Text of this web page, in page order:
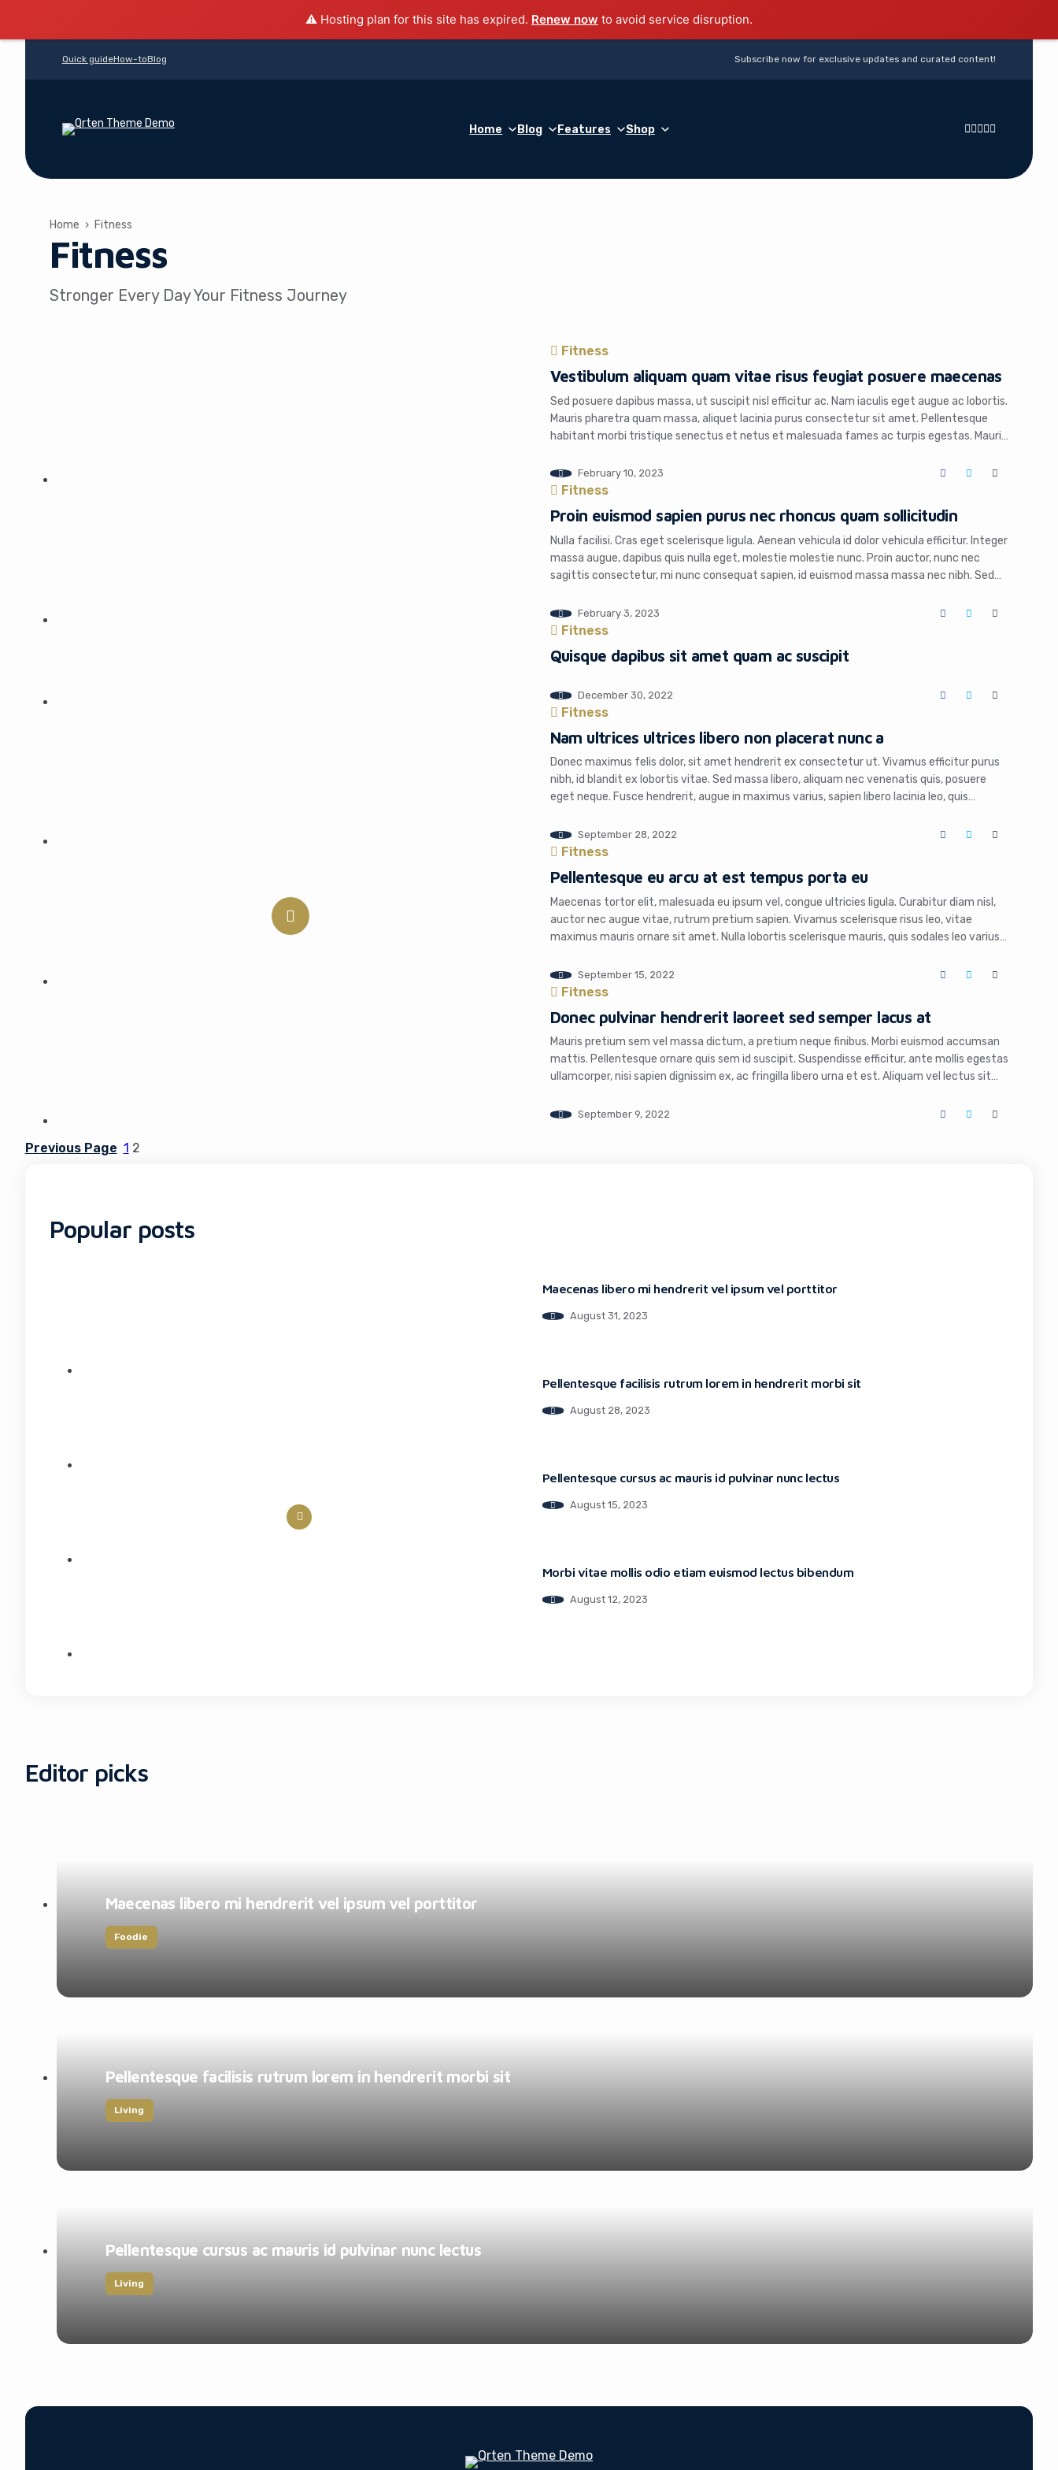
⚠️ Hosting plan for this site has expired. Renew now to avoid service disruption.
Quick guideHow-toBlog Subscribe now for exclusive updates and curated content!
Home Blog Features Shop
Home › Fitness
Fitness
Stronger Every Day Your Fitness Journey
Fitness
Vestibulum aliquam quam vitae risus feugiat posuere maecenas
Sed posuere dapibus massa, ut suscipit nisl efficitur ac. Nam iaculis eget augue ac lobortis.
Mauris pharetra quam massa, aliquet lacinia purus consectetur sit amet. Pellentesque
habitant morbi tristique senectus et netus et malesuada fames ac turpis egestas. Mauris
ultrices odio, […]
February 10, 2023
Fitness
Proin euismod sapien purus nec rhoncus quam sollicitudin
Nulla facilisi. Cras eget scelerisque ligula. Aenean vehicula id dolor vehicula efficitur. Integer
massa augue, dapibus quis nulla eget, molestie molestie nunc. Proin auctor, nunc nec
sagittis consectetur, mi nunc consequat sapien, id euismod massa massa nec nibh. Sed
sit amet, […]
February 3, 2023
Fitness
Quisque dapibus sit amet quam ac suscipit
December 30, 2022
Fitness
Nam ultrices ultrices libero non placerat nunc a
Donec maximus felis dolor, sit amet hendrerit ex consectetur ut. Vivamus efficitur purus
nibh, id blandit ex lobortis vitae. Sed massa libero, aliquam nec venenatis quis, posuere
eget neque. Fusce hendrerit, augue in maximus varius, sapien libero lacinia leo, quis
suscipit. Class […]
September 28, 2022
Fitness
Pellentesque eu arcu at est tempus porta eu
Maecenas tortor elit, malesuada eu ipsum vel, congue ultricies ligula. Curabitur diam nisl,
auctor nec augue vitae, rutrum pretium sapien. Vivamus scelerisque risus leo, vitae
maximus mauris ornare sit amet. Nulla lobortis scelerisque mauris, quis sodales leo varius
porttitor. Suspendisse sit amet […]
September 15, 2022
Fitness
Donec pulvinar hendrerit laoreet sed semper lacus at
Mauris pretium sem vel massa dictum, a pretium neque finibus. Morbi euismod accumsan
mattis. Pellentesque ornare quis sem id suscipit. Suspendisse efficitur, ante mollis egestas
ullamcorper, nisi sapien dignissim ex, ac fringilla libero urna et est. Aliquam vel lectus sit
aliquam […]September 9, 2022
Previous Page 1 2
Popular posts
Maecenas libero mi hendrerit vel ipsum vel porttitor
August 31, 2023
Pellentesque facilisis rutrum lorem in hendrerit morbi sit
August 28, 2023
Pellentesque cursus ac mauris id pulvinar nunc lectus
August 15, 2023
Morbi vitae mollis odio etiam euismod lectus bibendum
August 12, 2023
Editor picks
Maecenas libero mi hendrerit vel ipsum vel porttitor
Foodie
Pellentesque facilisis rutrum lorem in hendrerit morbi sit
Living
Pellentesque cursus ac mauris id pulvinar nunc lectus
Living